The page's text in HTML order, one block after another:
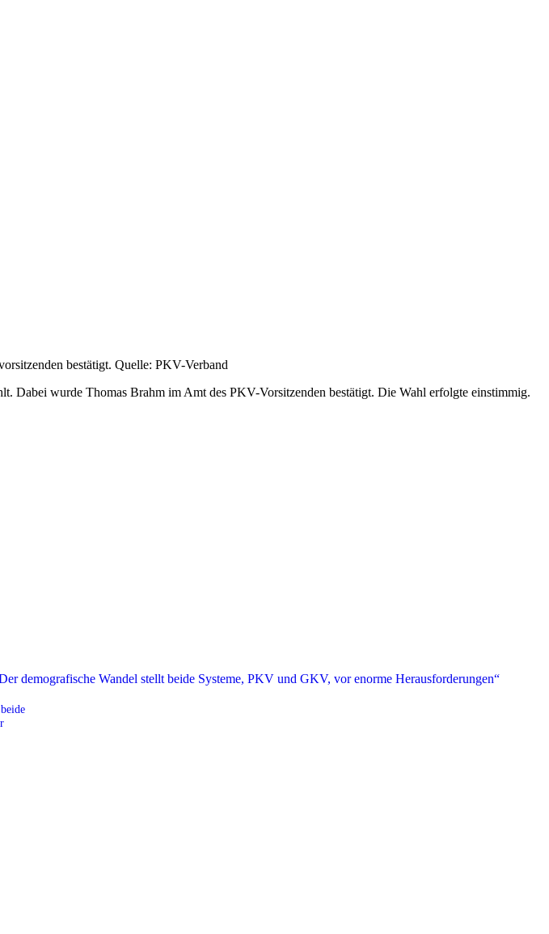
bestätigt. Quelle: PKV-Verband
Dabei wurde Thomas Brahm im Amt des PKV-Vorsitzenden bestätigt. Die Wahl erfolgte einstimmig.